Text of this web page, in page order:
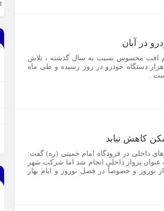
افت محسوس نسبت به سال گذشته ، تلاش
دستگاه خودرو در روز رسیده و طی ماه
.
کاهش نیابد
داخلی در فرودگاه امام خمینی (ره) گفت:
عنوان پرواز داخلی انجام شد اما شرکت شهر
نوروز و خصوصاً در فصل نوروز و ایام بهار